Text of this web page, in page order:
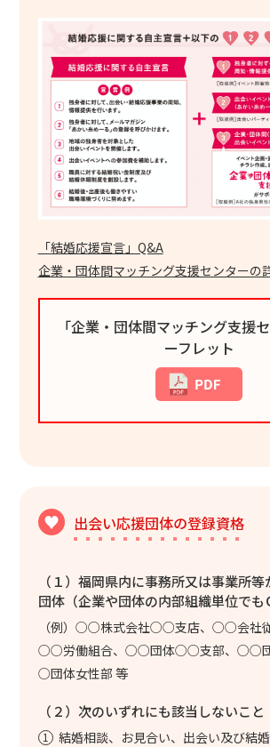
「結婚応援宣言」Q&A
企業・団体間マッチング支援センターの
「企業・団体間マッチング支援
ーフレット
出会い応援団体の登録資格
（１）福岡県内に事務所又は事業所
団体（企業や団体の内部組織単位でも
（例）○○株式会社○○支店、○○会社従
○○労働組合、○○団体○○支部、○○
○団体女性部 等
（２）次のいずれにも該当しないこと
結婚相談、お見合い、出会い及び結